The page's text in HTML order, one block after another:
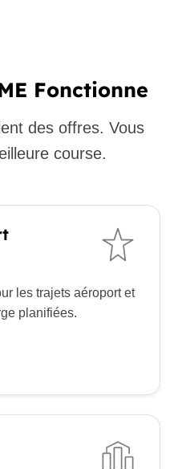
Fonctionne
des offres. Vous
course.
les trajets aéroport et
planifiées.